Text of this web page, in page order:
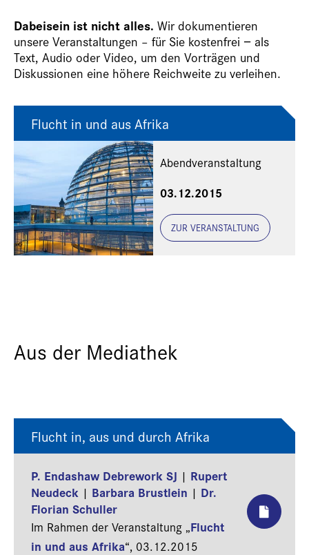
Dabeisein ist nicht alles. Wir dokumentieren
unsere Veranstaltungen – für Sie kostenfrei − als
Text, Audio oder Video, um den Vorträgen und
Diskussionen eine höhere Reichweite zu verleihen.
Flucht in und aus Afrika
Abendveranstaltung
03.12.2015
ZUR VERANSTALTUNG
Aus der Mediathek
Flucht in, aus und durch Afrika
P. Endashaw Debrework SJ | Rupert
Neudeck | Barbara Brustlein | Dr.
Florian Schuller
Im Rahmen der Veranstaltung „Flucht
in und aus Afrika“, 03.12.2015